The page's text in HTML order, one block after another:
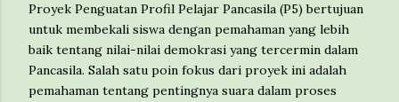
Proyek Penguatan Profil Pelajar Pancasila (P5) bertujuan
untuk membekali siswa dengan pemahaman yang lebih
baik tentang nilai-nilai demokrasi yang tercermin dalam
Pancasila. Salah satu poin fokus dari proyek ini adalah
pemahaman tentang pentingnya suara dalam proses